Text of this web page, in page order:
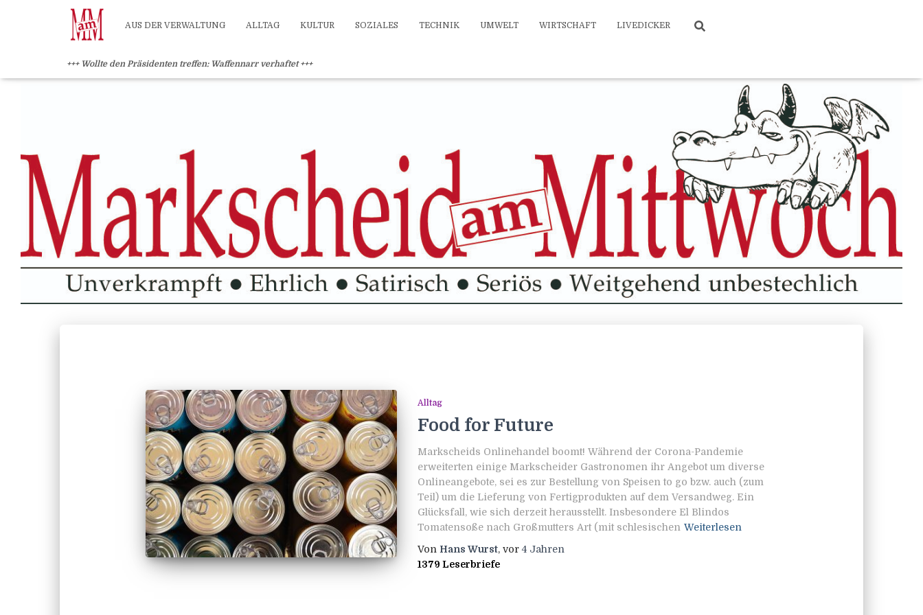
AUS DER VERWALTUNG ALLTAG KULTUR SOZIALES TECHNIK UMWELT WIRTSCHAFT LIVEDICKER
+++ Wollte den Präsidenten treffen: Waffennarr verhaftet +++
Alltag
Food for Future
Markscheids Onlinehandel boomt! Während der Corona-Pandemie
erweiterten einige Markscheider Gastronomen ihr Angebot um diverse
Onlineangebote, sei es zur Bestellung von Speisen to go bzw. auch (zum
Teil) um die Lieferung von Fertigprodukten auf dem Versandweg. Ein
Glücksfall, wie sich derzeit herausstellt. Insbesondere El Blindos
Tomatensoße nach Großmutters Art (mit schlesischen Weiterlesen
Von Hans Wurst, vor4 Jahren
1379 Leserbriefe